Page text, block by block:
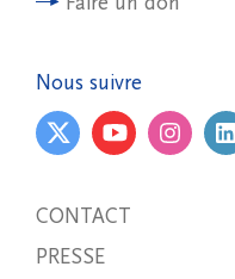
Nous suivre
CONTACT
PRESSE